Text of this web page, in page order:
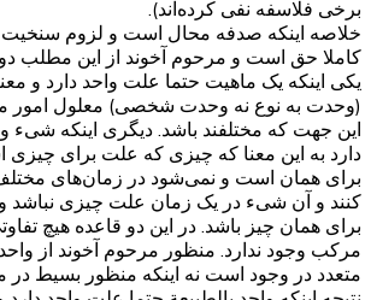
برخی فلاسفه نفی کرده‌اند).
خلاصه اینکه صدفه محال است و لزوم
کاملا حق است و مرحوم آخوند از این مطلب
یکی اینکه یک ماهیت حتما علت واحد دارد و
(وحدت به نوع نه وحدت شخصی) معلول امور
این جهت که مختلفند باشد. دیگری اینکه شیء
دارد به این معنا که چیزی که علت برای
برای همان است و نمی‌شود در زمان‌های
کنند و آن شیء در یک زمان علت چیزی نباشد
برای همان چیز باشد. در این دو قاعده هیچ
مرکب وجود ندارد. منظور مرحوم آخوند از واحد
متعدد در وجود است نه اینکه منظور بسیط در